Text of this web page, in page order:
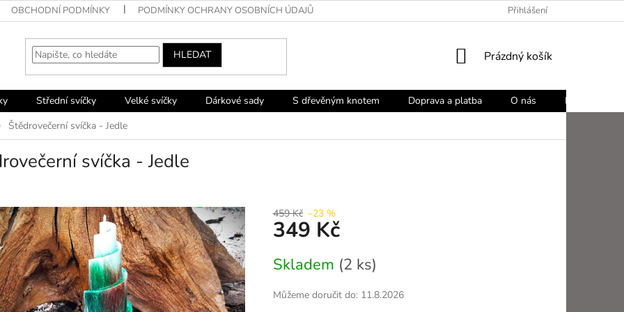
OBCHODNÍ PODMÍNKY PODMÍNKY OCHRANY OSOBNÍCH ÚDAJŮ Přihlášení
HLEDAT
NÁKUPNÍ
Prázdný košík
Střední svíčky Velké svíčky Dárkové sady S dřevěným knotem Doprava a platba O nás Blog
Štědrovečerní svíčka - Jedle
svíčka - Jedle
459 Kč –23 %
349 Kč
cena:
Skladem (2 ks)
Můžeme doručit do: 11.8.2026